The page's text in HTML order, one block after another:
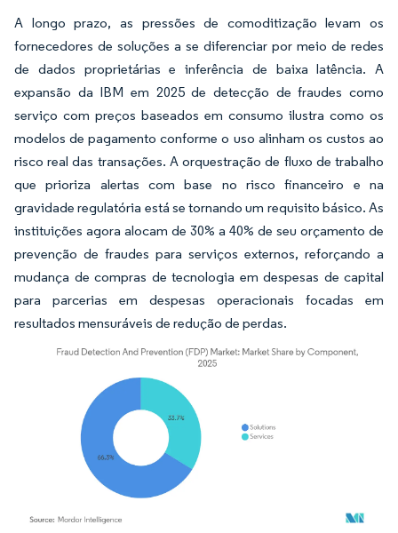
A longo prazo, as pressões de comoditização levam os
fornecedores de soluções a se diferenciar por meio de redes
de dados proprietárias e inferência de baixa latência. A
expansão da IBM em 2025 de detecção de fraudes como
serviço com preços baseados em consumo ilustra como os
modelos de pagamento conforme o uso alinham os custos ao
risco real das transações. A orquestração de fluxo de trabalho
que prioriza alertas com base no risco financeiro e na
gravidade regulatória está se tornando um requisito básico. As
instituições agora alocam de 30% a 40% de seu orçamento de
prevenção de fraudes para serviços externos, reforçando a
mudança de compras de tecnologia em despesas de capital
para parcerias em despesas operacionais focadas em
resultados mensuráveis de redução de perdas.